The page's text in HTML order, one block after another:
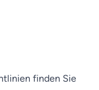
finden Sie